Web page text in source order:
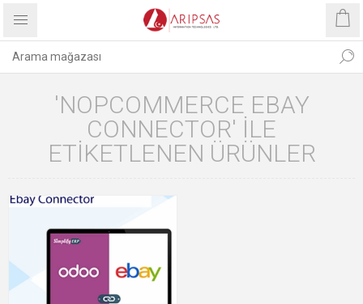
'NOPCOMMERCE EBAY
CONNECTOR' ILE
ETIKETLENEN ÜRÜNLER